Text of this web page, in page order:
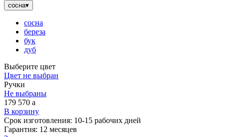
сосна▾
сосна
береза
бук
дуб
Выберите цвет
Цвет не выбран
Ручки
Не выбраны
179 570 a
В корзину
Срок изготовления: 10-15 рабочих дней
Гарантия: 12 месяцев